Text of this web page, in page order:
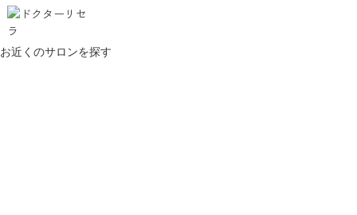
お近くのサロンを探す